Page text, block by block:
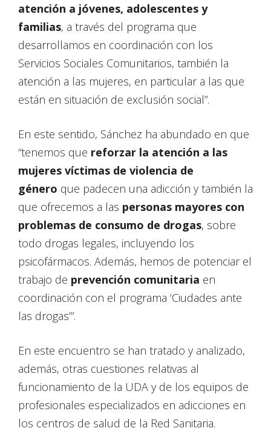
atención a jóvenes, adolescentes y
familias, a través del programa que
desarrollamos en coordinación con los
Servicios Sociales Comunitarios, también la
atención a las mujeres, en particular a las que
están en situación de exclusión social”.
En este sentido, Sánchez ha abundado en que
“tenemos que reforzar la atención a las
mujeres víctimas de violencia de
género que padecen una adicción y también la
que ofrecemos a las personas mayores con
problemas de consumo de drogas, sobre
todo drogas legales, incluyendo los
psicofármacos. Además, hemos de potenciar el
trabajo de prevención comunitaria en
coordinación con el programa ‘Ciudades ante
las drogas’”.
En este encuentro se han tratado y analizado,
además, otras cuestiones relativas al
funcionamiento de la UDA y de los equipos de
profesionales especializados en adicciones en
los centros de salud de la Red Sanitaria.